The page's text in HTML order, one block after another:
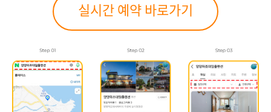
실시간 예약 바로가기